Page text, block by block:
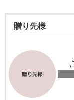
贈り先様